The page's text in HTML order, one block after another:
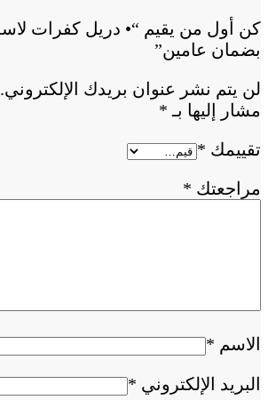
بضمان عامين”
لن يتم نشر عنوان بريدك الإلكتروني.
مشار إليها بـ *
تقييمك *
مراجعتك *
الاسم *
البريد الإلكتروني *